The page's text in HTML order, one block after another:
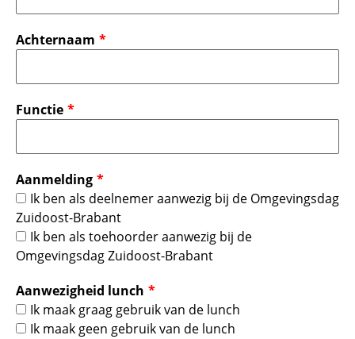
Achternaam
Functie
Aanmelding
Ik ben als deelnemer aanwezig bij de Omgevingsdag
Zuidoost-Brabant
Ik ben als toehoorder aanwezig bij de
Omgevingsdag Zuidoost-Brabant
Aanwezigheid lunch
Ik maak graag gebruik van de lunch
Ik maak geen gebruik van de lunch